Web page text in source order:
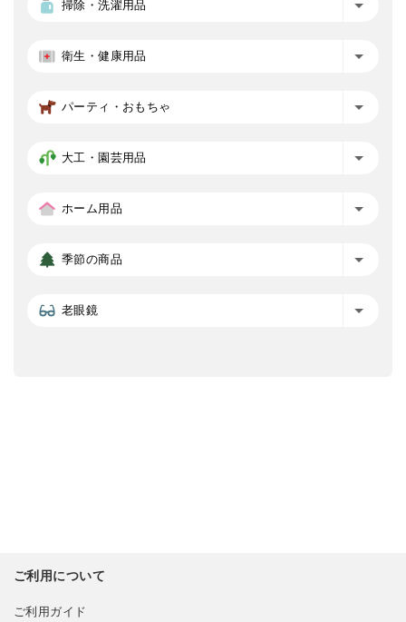
掃除・洗濯用品
衛生・健康用品
パーティ・おもちゃ
大工・園芸用品
ホーム用品
季節の商品
老眼鏡
ご利用について
ご利用ガイド